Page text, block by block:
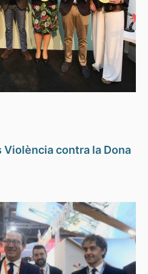
Violència contra la Dona